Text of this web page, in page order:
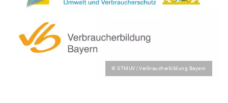
© STMUV | Verbraucherbildung Bayern